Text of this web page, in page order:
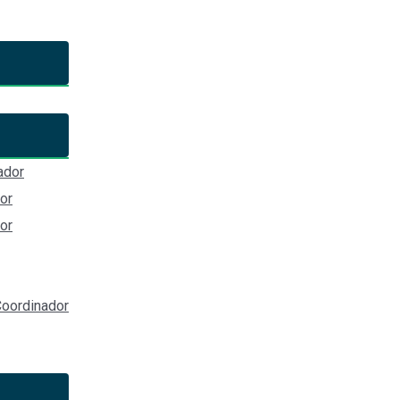
e Históricos del Estado de